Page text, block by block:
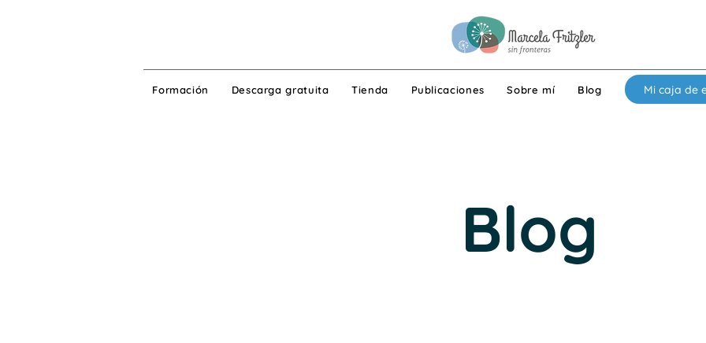
Formación Descarga gratuita Tienda Publicaciones Sobre mí Blog Mi caja de
Blog